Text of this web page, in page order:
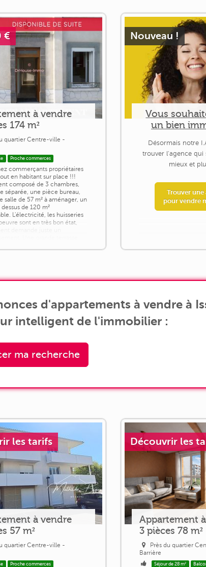
€
à vendre
174 m²
quartier Centre-ville -
Proche commerces
commerçants propriétaires
en habitant sur place !!!
composé de 3 chambres,
séparée, une pièce bureau,
salle de 57 m² à aménager, un
de 120 m²
L'électricité, les huisseries
sont en très bon état,
Nouveau !
Vous
un bien
Désormais notre
trouver l'agence qui
mieux et
Trouver une
pour vendre
d'appartements à vendre à
intelligent de l'immobilier :
ma recherche
les tarifs
à vendre
57 m²
quartier Centre-ville -
Proche commerces
Découvrir les
Appartement
3 pièces 78 m²
Près du quartier
Barrière
Séjour de 28 m²